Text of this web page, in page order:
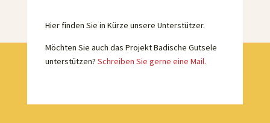
Hier finden Sie in Kürze unsere Unterstützer.
Möchten Sie auch das Projekt Badische Gutsele
unterstützen? Schreiben Sie gerne eine Mail.